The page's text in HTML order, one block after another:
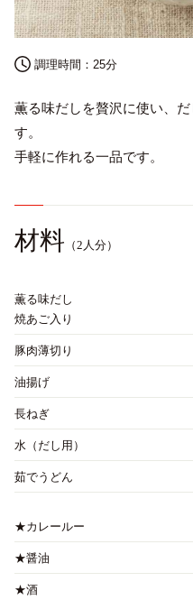
English
プライバシーポリシー
調理時間： 25分
薫る味だしを贅沢に使い、
す。
手軽に作れる一品です。
材料 （2人分）
薫る味だし
焼あご入り
豚肉薄切り
油揚げ
長ねぎ
水（だし用）
茹でうどん
★カレールー
★醤油
★酒